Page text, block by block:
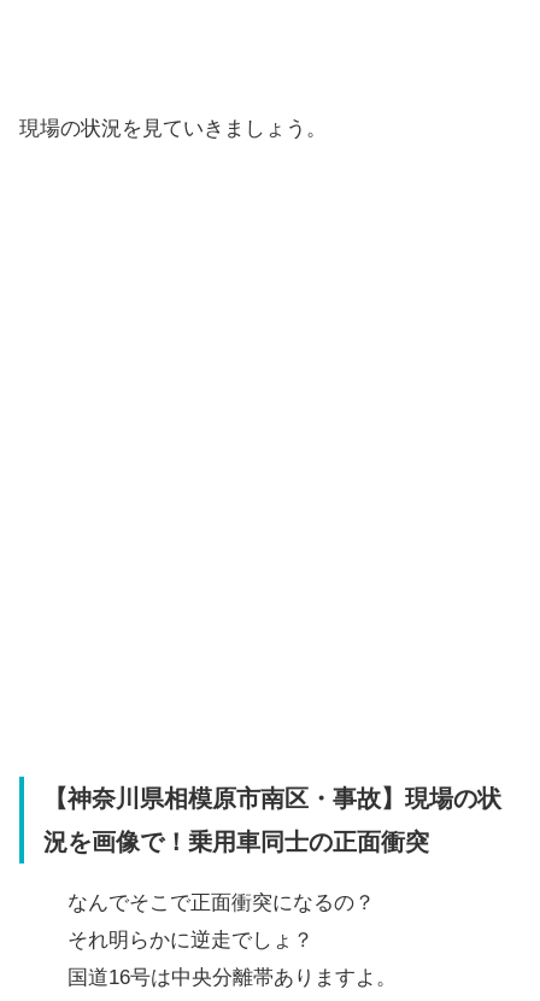
現場の状況を見ていきましょう。
【神奈川県相模原市南区・事故】現場の状
況を画像で！乗用車同士の正面衝突
なんでそこで正面衝突になるの？
それ明らかに逆走でしょ？
国道16号は中央分離帯ありますよ。